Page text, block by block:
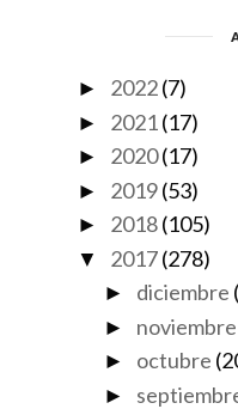
► 2022(7)
► 2021(17)
► 2020(17)
► 2019(53)
► 2018(105)
▼ 2017(278)
► diciembre
► noviembre
► octubre
►